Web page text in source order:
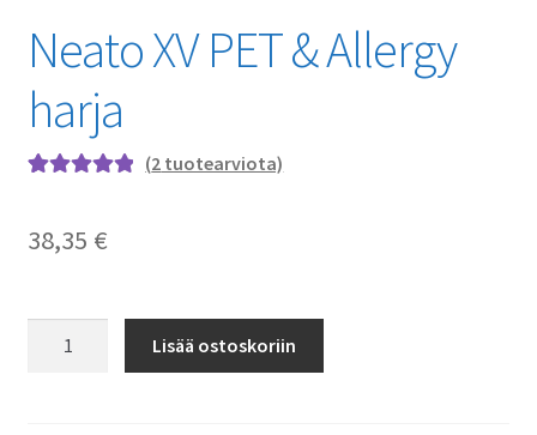
Neato XV PET & Allergy
harja
perustuen
(2 tuotearviota)
38,35 €
Lisää ostoskoriin